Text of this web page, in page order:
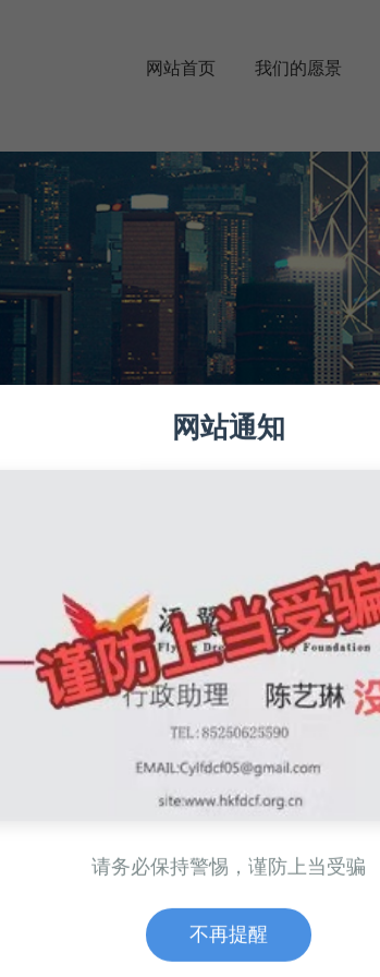
网站首页 我们的愿景
工作发展
创业帮扶培训
快速链接
网站通知
请务必保持警惕，谨防上当受骗
不再提醒